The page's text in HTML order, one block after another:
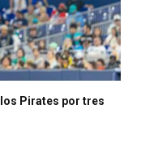
Pirates por tres